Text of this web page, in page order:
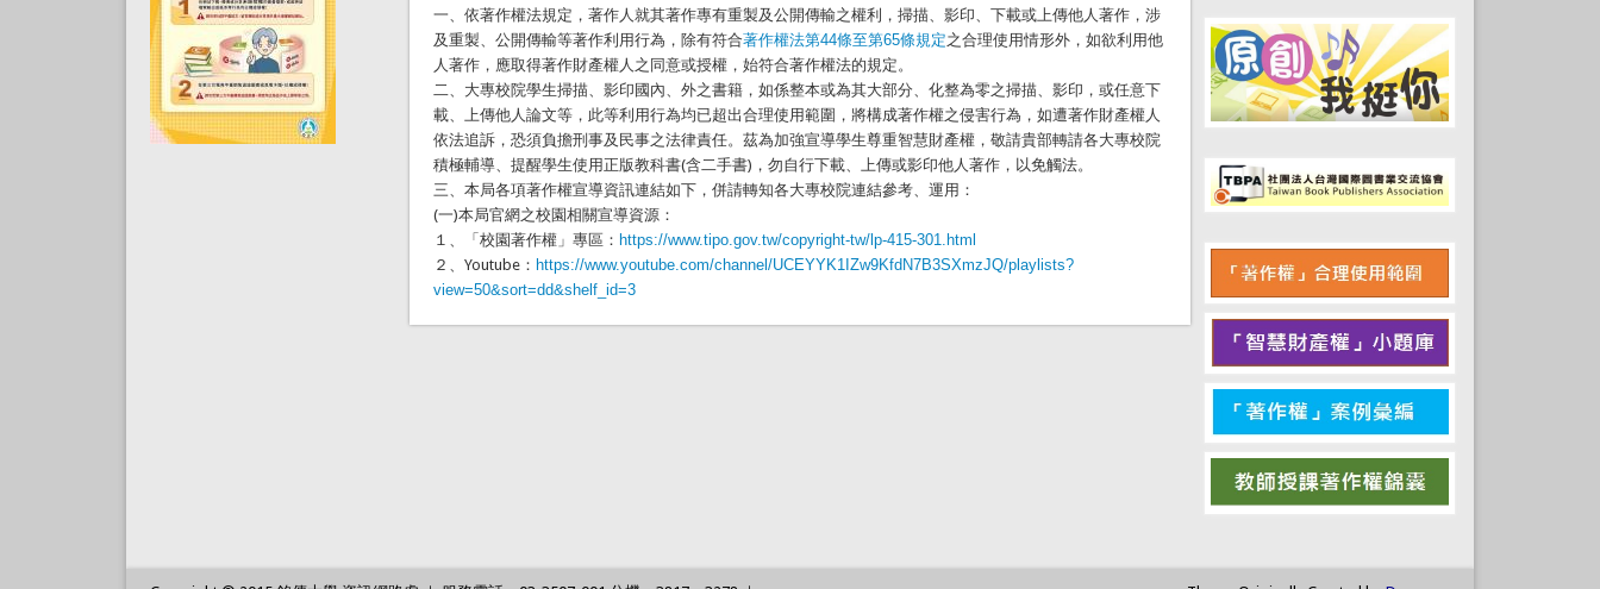
一、依著作權法規定，著作人就其著作專有重製及公開傳輸之權利，掃描、影印、下載或上傳他人著作，涉
及重製、公開傳輸等著作利用行為，除有符合著作權法第44條至第65條規定之合理使用情形外，如欲利用他
人著作，應取得著作財產權人之同意或授權，始符合著作權法的規定。
二、大專校院學生掃描、影印國內、外之書籍，如係整本或為其大部分、化整為零之掃描、影印，或任意下
載、上傳他人論文等，此等利用行為均已超出合理使用範圍，將構成著作權之侵害行為，如遭著作財產權人
依法追訴，恐須負擔刑事及民事之法律責任。茲為加強宣導學生尊重智慧財產權，敬請貴部轉請各大專校院
積極輔導、提醒學生使用正版教科書(含二手書)，勿自行下載、上傳或影印他人著作，以免觸法。
三、本局各項著作權宣導資訊連結如下，併請轉知各大專校院連結參考、運用：
(一)本局官網之校園相關宣導資源：
１、「校園著作權」專區： https://www.tipo.gov.tw/copyright-tw/lp-415-301.html
２、Youtube： https://www.youtube.com/channel/UCEYYK1IZw9KfdN7B3SXmzJQ/playlists?
view=50&sort=dd&shelf_id=3